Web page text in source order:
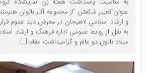
عنوان”تعبیر شکفتن “از مجموعه آثار بانوان
و ارشاد اسلامی لاهیجان در معرض دید عموم
به نقل از روابط عمومی اداره فرهنگ و ارشاد
میلاد بانوی دو عالم و گرامیداشت مقام […]